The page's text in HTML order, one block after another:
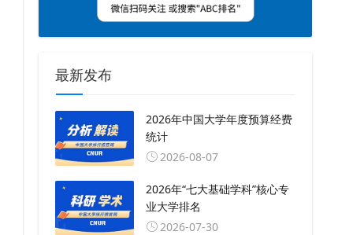
最新发布
2026年中国大学年度预算经费
统计
2026-08-07
2026年“七大基础学科”核心专
业大学排名
2026-07-30